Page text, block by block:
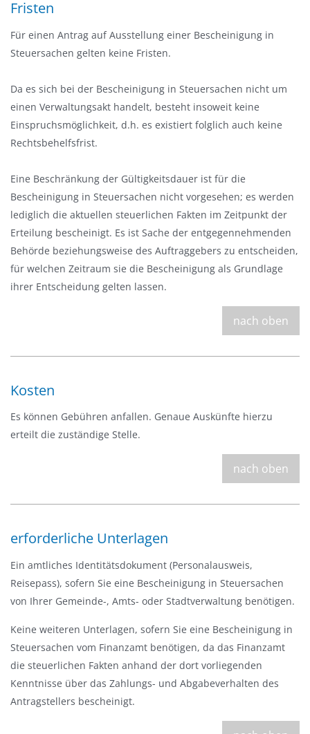
Fristen
Für einen Antrag auf Ausstellung einer Bescheinigung in
Steuersachen gelten keine Fristen.
Da es sich bei der Bescheinigung in Steuersachen nicht um
einen Verwaltungsakt handelt, besteht insoweit keine
Einspruchsmöglichkeit, d.h. es existiert folglich auch keine
Rechtsbehelfsfrist.
Eine Beschränkung der Gültigkeitsdauer ist für die
Bescheinigung in Steuersachen nicht vorgesehen; es werden
lediglich die aktuellen steuerlichen Fakten im Zeitpunkt der
Erteilung bescheinigt. Es ist Sache der entgegennehmenden
Behörde beziehungsweise des Auftraggebers zu entscheiden,
für welchen Zeitraum sie die Bescheinigung als Grundlage
ihrer Entscheidung gelten lassen.
nach oben
Kosten
Es können Gebühren anfallen. Genaue Auskünfte hierzu
erteilt die zuständige Stelle.
nach oben
erforderliche Unterlagen
Ein amtliches Identitätsdokument (Personalausweis,
Reisepass), sofern Sie eine Bescheinigung in Steuersachen
von Ihrer Gemeinde-, Amts- oder Stadtverwaltung benötigen.
Keine weiteren Unterlagen, sofern Sie eine Bescheinigung in
Steuersachen vom Finanzamt benötigen, da das Finanzamt
die steuerlichen Fakten anhand der dort vorliegenden
Kenntnisse über das Zahlungs- und Abgabeverhalten des
Antragstellers bescheinigt.